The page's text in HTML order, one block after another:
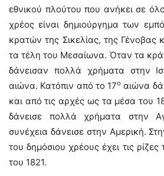
εθνικού πλούτου που ανήκει σε
χρέος είναι δημιούργημα των
κρατών της Σικελίας, της Γένοβας
τα τέλη του Μεσαίωνα. Όταν τα
δάνεισαν πολλά χρήματα στην
αιώνα. Κατόπιν από το 17ο αιώνα
και από τις αρχές ως τα μέσα του
δάνεισε πολλά χρήματα στην
συνέχεια δάνεισε στην Αμερική.
του δημόσιου χρέους έχει τις
του 1821.